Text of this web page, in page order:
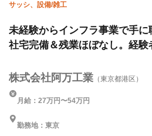
サッシ、設備/雑工
未経験からインフラ事業で手
社宅完備＆残業ほぼなし。経験
株式会社阿万工業 （東京都港区）
月給：27万円〜54万円
勤務地：東京